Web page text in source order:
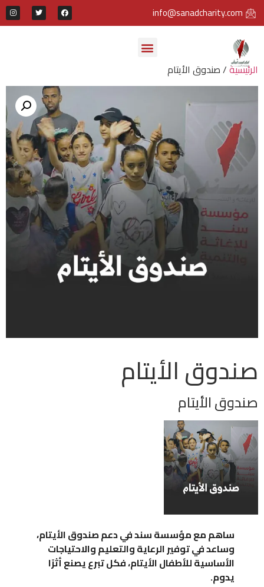
info@sanadcharity.com
الرئيسية/ صندوق الأيتام
صندوق الأيتام
صندوق الأيتام
ساهم مع مؤسسة سند في دعم صندوق الأيتام،
وساعد في توفير الرعاية والتعليم والاحتياجات
الأساسية للأطفال الأيتام، فكل تبرع يصنع أثرًا
يدوم.